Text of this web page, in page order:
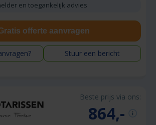
en toegankelijk advies
offerte aanvragen
Stuur een bericht
Beste prijs via ons:
864,-